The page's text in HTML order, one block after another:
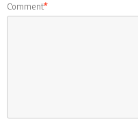
Comment*